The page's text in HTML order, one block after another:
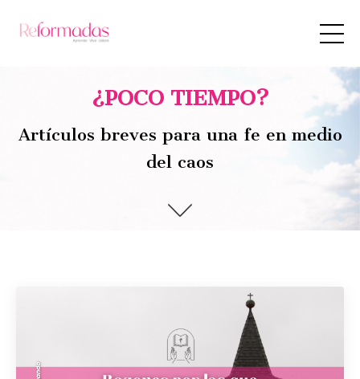
¿POCO TIEMPO?
Artículos breves para una fe en medio
del caos